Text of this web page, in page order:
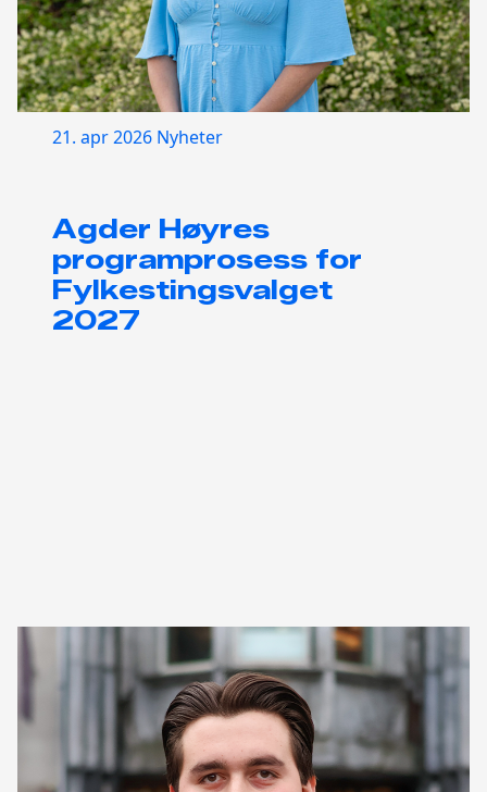
21. apr 2026 Nyheter
Agder Høyres
programprosess for
Fylkestingsvalget
2027